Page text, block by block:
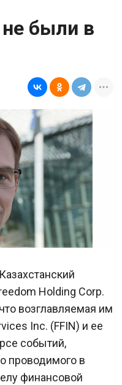
были в
Holding Corp.
возглавляемая им
Inc. (FFIN) и ее
событий,
проводимого в
финансовой